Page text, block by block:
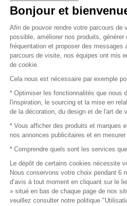
Vendez vos
Plan du
© 2016 –
Mentions
Conditions
Bonjour et
Afin de pouvoir rendre votre parcours de
possible, améliorer nos produits,
fréquentation et proposer des messages
parcours de visite, nos équipes ont mis
de cookie.
Cela nous est nécessaire par exemple
* Optimiser les fonctionnalités que nous
l'inspiration, le sourcing et la mise en
de la décoration, du design et de l'art de
* Vous afficher des produits et marques
nos annonces publicitaires et en mesurer
* Comprendre quels sont les services
Le dépôt de certains cookies nécessite
Nous conservons votre choix pendant 6
d’avis à tout moment en cliquant sur le
» situé en bas de chaque page de nos
veuillez consulter notre politique